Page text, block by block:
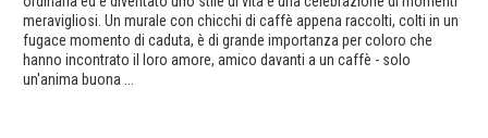
meravigliosi. Un murale con chicchi di caffè appena raccolti, colti in un
fugace momento di caduta, è di grande importanza per coloro che
hanno incontrato il loro amore, amico davanti a un caffè - solo
un'anima buona ...